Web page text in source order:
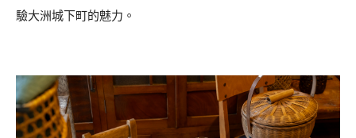
驗大洲城下町的魅力。